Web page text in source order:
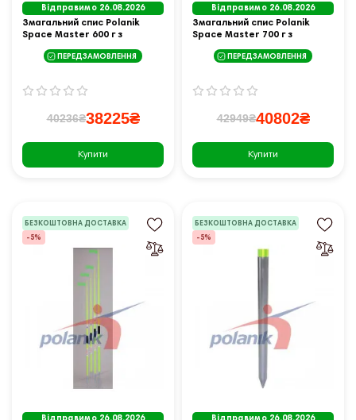
Відправимо 26.08.2026
Змагальний спис Polanik
Space Master 600 г з
IAAF I-13-0654ПЕРЕДЗАМОВЛЕННЯ
40236₴38225₴
Купити
Відправимо 26.08.2026
Змагальний спис Polanik
Space Master 700 г з
IAAF I-13-0655ПЕРЕДЗАМОВЛЕННЯ
42949₴40802₴
Купити
БЕЗКОШТОВНА ДОСТАВКА
-5%
БЕЗКОШТОВНА ДОСТАВКА
-5%